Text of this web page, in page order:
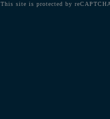
This site is protected by